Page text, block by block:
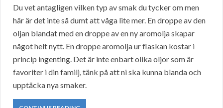
Du vet antagligen vilken typ av smak du tycker om men
här är det inte så dumt att våga lite mer. En droppe av den
oljan blandat med en droppe av en ny aromolja skapar
något helt nytt. En droppe aromolja ur flaskan kostar i
princip ingenting. Det är inte enbart olika oljor som är
favoriter i din familj, tänk på att ni ska kunna blanda och
upptäcka nya smaker.